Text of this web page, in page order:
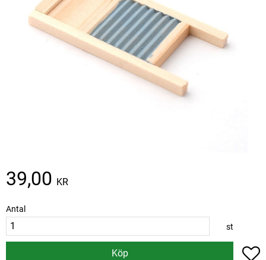
39,00 KR
Antal
st
Köp